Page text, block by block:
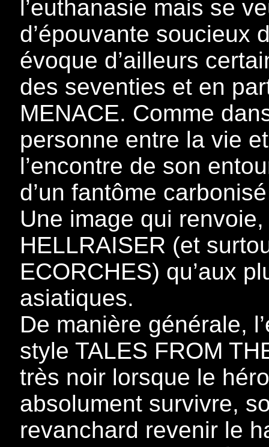
l’euthanasie mais se
d’épouvante soucieux
évoque d’ailleurs
des seventies et en
MENACE. Comme
personne entre la vie
l’encontre de son
d’un fantôme
Une image qui
HELLRAISER (et
ECORCHES) qu’aux
asiatiques.
De manière générale,
style TALES FROM
très noir lorsque le
absolument survivre,
revanchard revenir le